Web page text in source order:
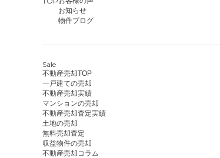
お知らせ
物件ブログ
Sale
不動産売却TOP
一戸建ての売却
不動産売却実績
マンションの売却
不動産売却査定実績
土地の売却
無料売却査定
収益物件の売却
不動産売却コラム